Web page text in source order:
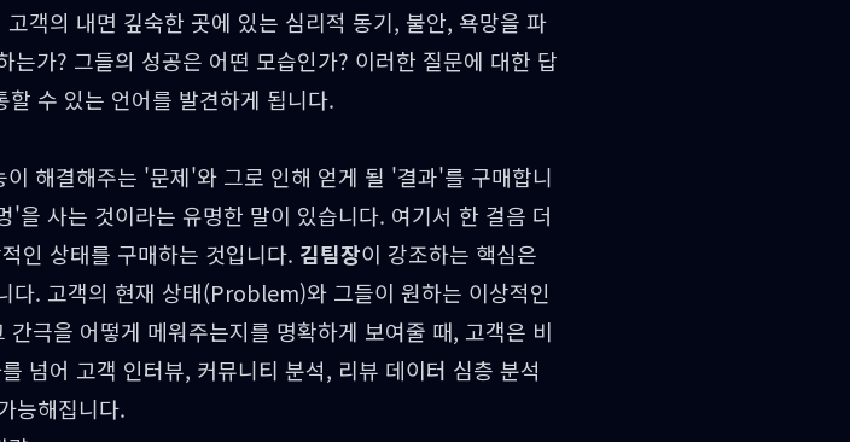
객의 내면 깊숙한 곳에 있는 심리적 동기, 불안, 욕망을 파
가? 그들의 성공은 어떤 모습인가? 이러한 질문에 대한 답
수 있는 언어를 발견하게 됩니다.
해결해주는 '문제'와 그로 인해 얻게 될 '결과'를 구매합니
사는 것이라는 유명한 말이 있습니다. 여기서 한 걸음 더
인 상태를 구매하는 것입니다. 김팀장이 강조하는 핵심은
. 고객의 현재 상태(Problem)와 그들이 원하는 이상적인
극을 어떻게 메워주는지를 명확하게 보여줄 때, 고객은 비
넘어 고객 인터뷰, 커뮤니티 분석, 리뷰 데이터 심층 분석
능해집니다.